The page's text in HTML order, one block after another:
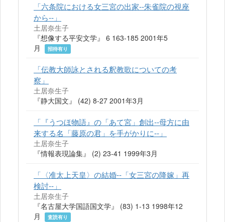
「六条院における女三宮の出家--朱雀院の視座
から--」
土居奈生子
『想像する平安文学』 6 163-185 2001年5
月
招待有り
「伝教大師詠とされる釈教歌についての考
察」
土居奈生子
『静大国文』 (42) 8-27 2001年3月
「『うつほ物語』の「あて宮」創出--母方に由
来する名「藤原の君」を手がかりに--」
土居奈生子
『情報表現論集』 (2) 23-41 1999年3月
「〈准太上天皇〉の結婚--「女三宮の降嫁」再
検討--」
土居奈生子
『名古屋大学国語国文学』 (83) 1-13 1998年12
月
査読有り